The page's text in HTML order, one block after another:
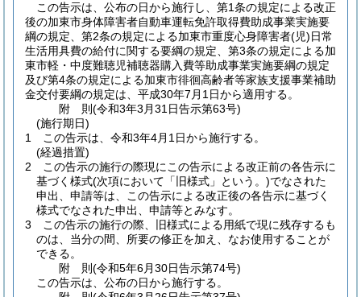
この告示は、公布の日から施行し、第1条の規定による改正
後の加東市身体障害者自動車運転免許取得費助成事業実施要
綱の規定、第2条の規定による加東市重度心身障害者(児)日常
生活用具費の給付に関する要綱の規定、第3条の規定による加
東市軽・中度難聴児補聴器購入費等助成事業実施要綱の規定
及び第4条の規定による加東市徘徊高齢者等家族支援事業補助
金交付要綱の規定は、平成30年7月1日から適用する。
附 則(令和3年3月31日告示第63号)
(施行期日)
1
この告示は、令和3年4月1日から施行する。
(経過措置)
2
この告示の施行の際現にこの告示による改正前の各告示に
基づく様式(次項において「旧様式」という。)でなされた
申出、申請等は、この告示による改正後の各告示に基づく
様式でなされた申出、申請等とみなす。
3
この告示の施行の際、旧様式による用紙で現に残存するも
のは、当分の間、所要の修正を加え、なお使用することが
できる。
附 則(令和5年6月30日告示第74号)
この告示は、公布の日から施行する。